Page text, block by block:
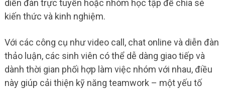
diễn đàn trực tuyến hoặc nhóm học tập để chia sẻ
kiến thức và kinh nghiệm.
Với các công cụ như video call, chat online và diễn đàn
thảo luận, các sinh viên có thể dễ dàng giao tiếp và
dành thời gian phối hợp làm việc nhóm với nhau, điều
này giúp cải thiện kỹ năng teamwork – một yếu tố